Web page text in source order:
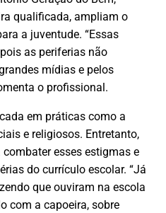
qualificada, ampliam o
a juventude. “Essas
as periferias não
mídias e pelos
o profissional.
em práticas como a
e religiosos. Entretanto,
esses estigmas e
do currículo escolar. “Já
que ouviram na escola
com a capoeira, sobre